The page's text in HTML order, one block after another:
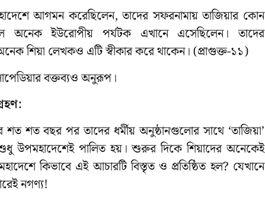
আগমন করেছিলেন, তাদের সফরনামায় তাজিয়ার কোন
ইউরোপীয় পর্যটক এখানে এসেছিলেন। তাদের
শিয়া লেখকও এটি স্বীকার করে থাকেন। (প্রাগুক্ত-১১)
বক্তব্যও অনুরূপ।
শত শত বছর পর তাদের ধর্মীয় অনুষ্ঠানগুলোর সাথে ‘তাজিয়া’
উপমহাদেশেই পালিত হয়। শুরুর দিকে শিয়াদের অনেকেই
কিভাবে এই আচারটি বিস্তৃত ও প্রতিষ্ঠিত হল? যেখানে
নগণ্য!